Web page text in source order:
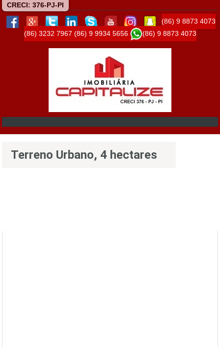
CRECI: 376-PJ-PI
(86) 9 8873 4073
(86) 3232 7967 (86) 9 9934 5656 (86) 9 8873 4073
Terreno Urbano, 4 hectares